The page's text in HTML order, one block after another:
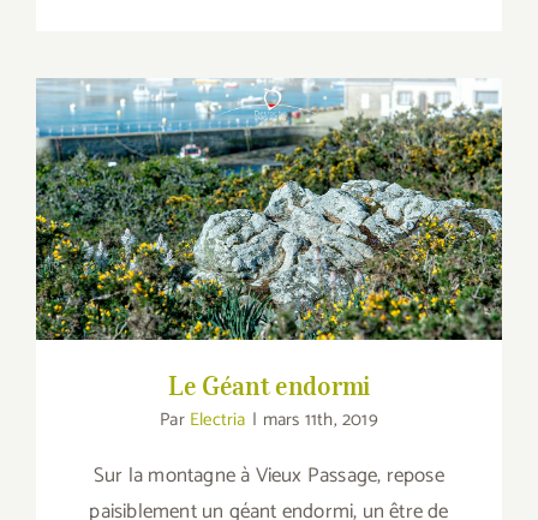
Le Géant endormi
Le Géant endormi
Par Electria | mars 11th, 2019
Sur la montagne à Vieux Passage, repose
paisiblement un géant endormi, un être de